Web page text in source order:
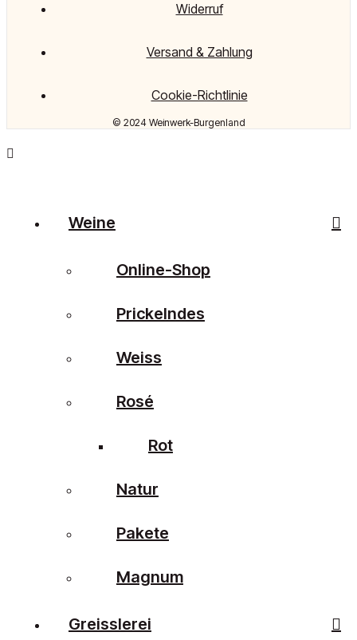
© 2024 Weinwerk-Burgenland
Widerruf
Versand & Zahlung
Cookie-Richtlinie
Weine
Online-Shop
Prickelndes
Weiss
Rosé
Rot
Natur
Pakete
Magnum
Greisslerei